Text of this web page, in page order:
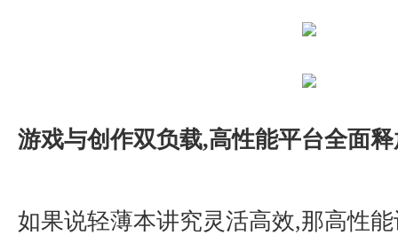
游戏与创作双负载,高性能平台全面
如果说轻薄本讲究灵活高效,那高性